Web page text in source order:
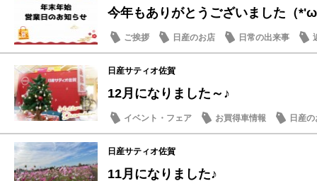
今年もありがとうございました（
ご挨拶 日産のお店 日常の出来事
日産サティオ佐賀
12月になりました～♪
イベント・フェア お買得車情報 日産
日産サティオ佐賀
11月になりました♪